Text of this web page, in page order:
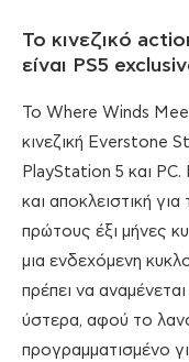
Το κινεζικό
είναι PS5
Το Where Winds
κινεζική Everstone
PlayStation 5 και PC.
και αποκλειστική
πρώτους έξι μήνες
μια ενδεχόμενη
πρέπει να
ύστερα, αφού το
προγραμματισμένο